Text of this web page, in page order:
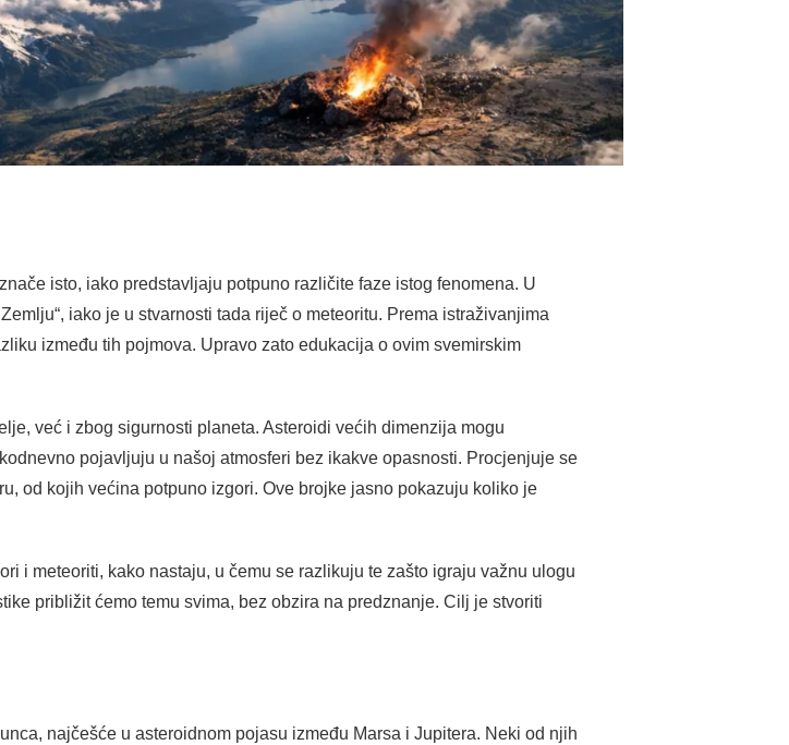
isto, iako predstavljaju potpuno različite faze istog fenomena. U
iako je u stvarnosti tada riječ o meteoritu. Prema istraživanjima
između tih pojmova. Upravo zato edukacija o ovim svemirskim
već i zbog sigurnosti planeta. Asteroidi većih dimenzija mogu
pojavljuju u našoj atmosferi bez ikakve opasnosti. Procjenjuje se
od kojih većina potpuno izgori. Ove brojke jasno pokazuju koliko je
i meteoriti, kako nastaju, u čemu se razlikuju te zašto igraju važnu ulogu
približit ćemo temu svima, bez obzira na predznanje. Cilj je stvoriti
najčešće u asteroidnom pojasu između Marsa i Jupitera. Neki od njih